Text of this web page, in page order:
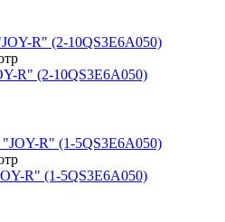
R" (2-10QS3E6A050)
R" (1-5QS3E6A050)